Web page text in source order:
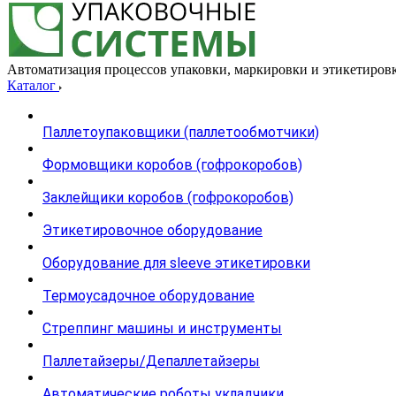
Автоматизация процессов упаковки, маркировки и
Каталог
Паллетоупаковщики (паллетообмотчики)
Формовщики коробов (гофрокоробов)
Заклейщики коробов (гофрокоробов)
Этикетировочное оборудование
Оборудование для sleeve этикетировки
Термоусадочное оборудование
Стреппинг машины и инструменты
Паллетайзеры/Депаллетайзеры